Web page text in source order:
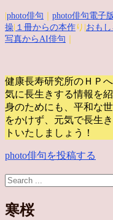
photo俳句 photo俳句電子版
操 １冊からの本作 り| おも
写真からAI俳句
健康長寿研究所のＨＰ
気に長生きする情報を
身のためにも、平和な
をかけず、元気で長生
トいたしましょう！
photo俳句を投稿する
寒桜